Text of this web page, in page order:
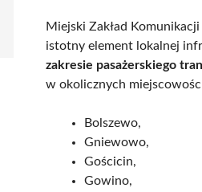
Miejski Zakład
istotny element lokalnej
zakresie pasażerskiego
w okolicznych
Bolszewo,
Gniewowo,
Gościcin,
Gowino,